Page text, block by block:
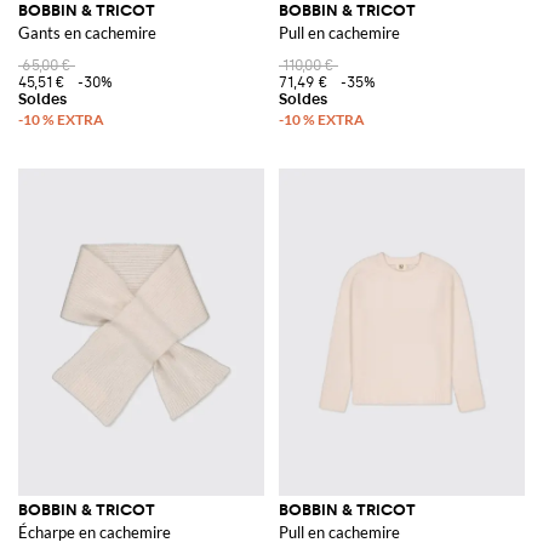
BOBBIN & TRICOT
Gants en cachemire
65,00 €
45,51 €
-30%
BOBBIN & TRICOT
Pull en cachemire
110,00 €
71,49 €
-35%
BOBBIN & TRICOT
Écharpe en cachemire
BOBBIN & TRICOT
Pull en cachemire